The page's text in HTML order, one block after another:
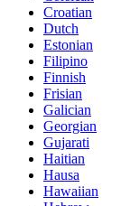
Croatian
Dutch
Estonian
Filipino
Finnish
Frisian
Galician
Georgian
Gujarati
Haitian
Hausa
Hawaiian